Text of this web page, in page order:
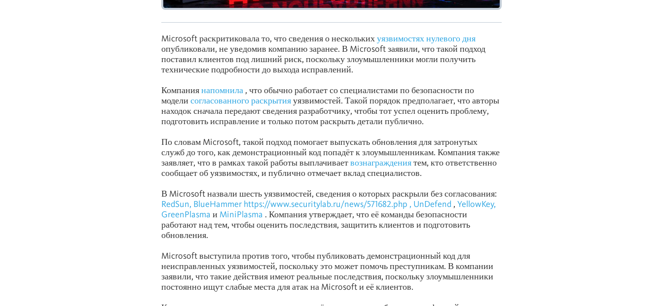
Microsoft раскритиковала то, что сведения о несколькихуязвимостях нулевого дня
опубликовали, не уведомив компанию заранее. В Microsoft заявили, что такой подход
поставил клиентов под лишний риск, поскольку злоумышленники могли получить
технические подробности до выхода исправлений.
Компаниянапомнила , что обычно работает со специалистами по безопасности по
модели согласованного раскрытияуязвимостей. Такой порядок предполагает, что авторы
находок сначала передают сведения разработчику, чтобы тот успел оценить проблему,
подготовить исправление и только потом раскрыть детали публично.
По словам Microsoft, такой подход помогает выпускать обновления для затронутых
служб до того, как демонстрационный код попадёт к злоумышленникам. Компания также
заявляет, что в рамках такой работы выплачиваетвознаграждениятем, кто ответственно
сообщает об уязвимостях, и публично отмечает вклад специалистов.
В Microsoft назвали шесть уязвимостей, сведения о которых раскрыли без согласования:
RedSun, BlueHammer https://www.securitylab.ru/news/571682.php , UnDefend , YellowKey,
GreenPlasma и MiniPlasma . Компания утверждает, что её команды безопасности
работают над тем, чтобы оценить последствия, защитить клиентов и подготовить
обновления.
Microsoft выступила против того, чтобы публиковать демонстрационный код для
неисправленных уязвимостей, поскольку это может помочь преступникам. В компании
заявили, что такие действия имеют реальные последствия, поскольку злоумышленники
постоянно ищут слабые места для атак на Microsoft и её клиентов.